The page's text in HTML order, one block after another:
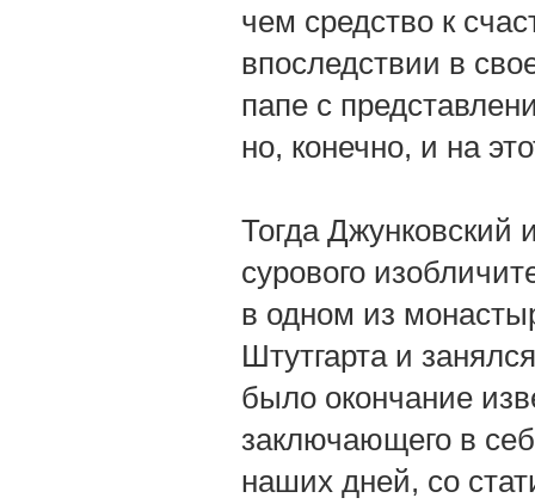
чем средство к
впоследствии в
папе с
но, конечно, и на
Тогда Джунковский
сурового
в одном из
Штутгарта и
было окончание
заключающего в
наших дней, со